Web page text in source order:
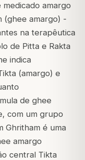
amargo
(ghee amargo) -
na terapêutica
de Pitta e Rakta
indica
(amargo) e
de ghee
com um grupo
Ghritham é uma
amargo
central Tikta